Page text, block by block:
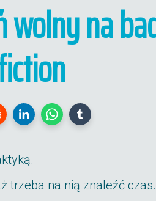
wolny na
trzeba na nią znaleźć czas.